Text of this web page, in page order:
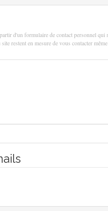
d'un formulaire de contact personnel
restent en mesure de vous contacter